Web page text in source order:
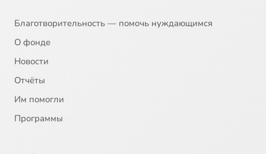
Благотворительность — помочь нуждающимся
О фонде
Новости
Отчёты
Им помогли
Программы